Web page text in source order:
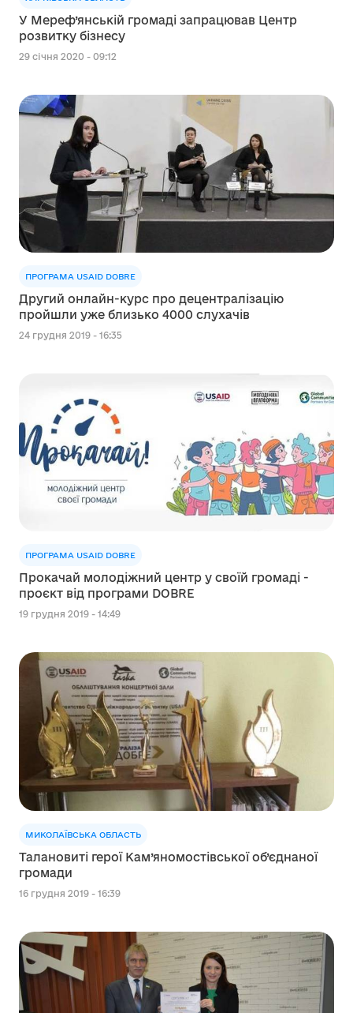
У Мереф’янській громаді запрацював Центр
розвитку бізнесу
29 січня 2020 - 09:12
ПРОГРАМА USAID DOBRE
Другий онлайн-курс про децентралізацію
пройшли уже близько 4000 слухачів
24 грудня 2019 - 16:35
ПРОГРАМА USAID DOBRE
Прокачай молодіжний центр у своїй громаді -
проєкт від програми DOBRE
19 грудня 2019 - 14:49
МИКОЛАЇВСЬКА ОБЛАСТЬ
Талановиті герої Кам’яномостівської об’єднаної
громади
16 грудня 2019 - 16:39